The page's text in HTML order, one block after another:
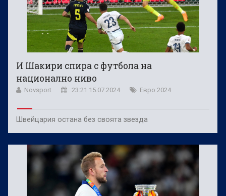
И Шакири спира с футбола на
национално ниво
Novsport 23:21 15.07.2024 Евро 2024
Швейцария остана без своята звезда